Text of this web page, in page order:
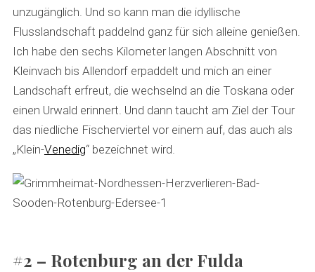
unzugänglich. Und so kann man die idyllische
Flusslandschaft paddelnd ganz für sich alleine genießen.
Ich habe den sechs Kilometer langen Abschnitt von
Kleinvach bis Allendorf erpaddelt und mich an einer
Landschaft erfreut, die wechselnd an die Toskana oder
einen Urwald erinnert. Und dann taucht am Ziel der Tour
das niedliche Fischerviertel vor einem auf, das auch als
„Klein-Venedig“ bezeichnet wird.
#2 – Rotenburg an der Fulda